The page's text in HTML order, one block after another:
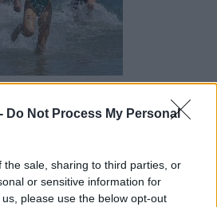
Do Not Process My Personal
the sale, sharing to third parties, or
or sensitive information for
please use the below opt-out
manifestazione che porta a Barberino